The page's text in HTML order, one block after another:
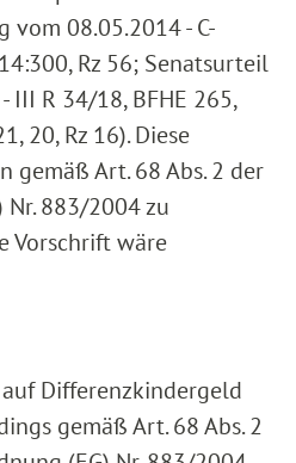
vom 08.05.2014 - C-
Rz 56; Senatsurteil
III R 34/18, BFHE 265,
20, Rz 16). Diese
gemäß Art. 68 Abs. 2 der
Nr. 883/2004 zu
Vorschrift wäre
Differenzkindergeld
gemäß Art. 68 Abs. 2